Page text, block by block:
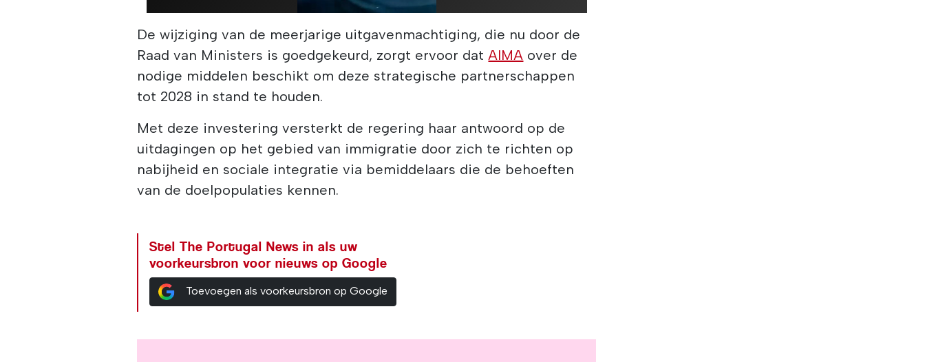
De wijziging van de meerjarige uitgavenmachtiging, die nu door de
Raad van Ministers is goedgekeurd, zorgt ervoor datAIMA over de
nodige middelen beschikt om deze strategische partnerschappen
tot 2028 in stand te houden.
Met deze investering versterkt de regering haar antwoord op de
uitdagingen op het gebied van immigratie door zich te richten op
nabijheid en sociale integratie via bemiddelaars die de behoeften
van de doelpopulaties kennen.
Stel The Portugal News in als uw
voorkeursbron voor nieuws op Google
Toevoegen als voorkeursbron op Google